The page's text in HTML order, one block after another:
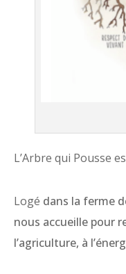
L’Arbre qui Pousse
Logé dans la ferme
nous accueille pour
l’agriculture, à